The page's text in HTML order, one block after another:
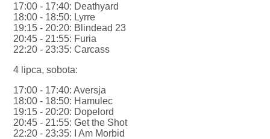
17:00 - 17:40: Deathyard
18:00 - 18:50: Lyrre
19:15 - 20:20: Blindead 23
20:45 - 21:55: Furia
22:20 - 23:35: Carcass
4 lipca, sobota:
17:00 - 17:40: Aversja
18:00 - 18:50: Hamulec
19:15 - 20:20: Dopelord
20:45 - 21:55: Get the Shot
22:20 - 23:35: I Am Morbid